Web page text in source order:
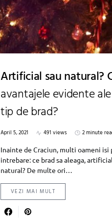
Artificial sau natural?
avantajele evidente
tip de brad?
April 5, 2021 491 views
2 minute
Inainte de Craciun, multi oameni isi
intrebare: ce brad sa aleaga,
natural? De multe ori…
VEZI MAI MULT